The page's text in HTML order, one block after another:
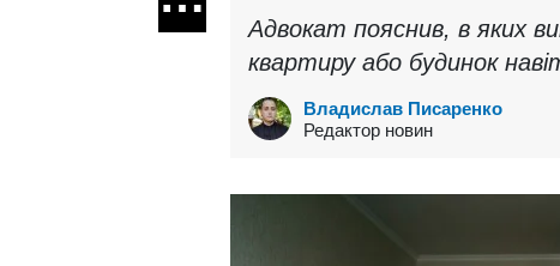
Адвокат пояснив, в яких
квартиру або будинок
Владислав Писаренко
Редактор новин